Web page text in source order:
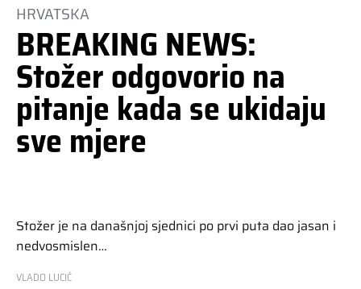
HRVATSKA
BREAKING NEWS:
Stožer odgovorio na
pitanje kada se ukidaju
sve mjere
Stožer je na današnjoj sjednici po prvi puta dao jasan i
nedvosmislen…
VLADO LUCIĆ